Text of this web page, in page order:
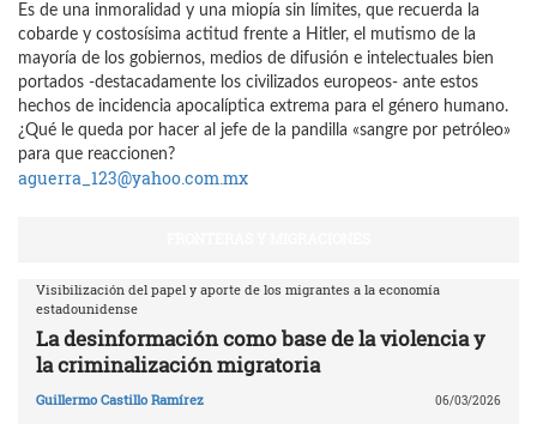
Es de una inmoralidad y una miopía sin límites, que recuerda la
cobarde y costosísima actitud frente a Hitler, el mutismo de la
mayoría de los gobiernos, medios de difusión e intelectuales bien
portados -destacadamente los civilizados europeos- ante estos
hechos de incidencia apocalíptica extrema para el género humano.
¿Qué le queda por hacer al jefe de la pandilla «sangre por petróleo»
para que reaccionen?
aguerra_123@yahoo.com.mx
Visibilización del papel y aporte de los migrantes a la economía
estadounidense
La desinformación como base de la violencia y
la criminalización migratoria
Guillermo Castillo Ramírez 06/03/2026